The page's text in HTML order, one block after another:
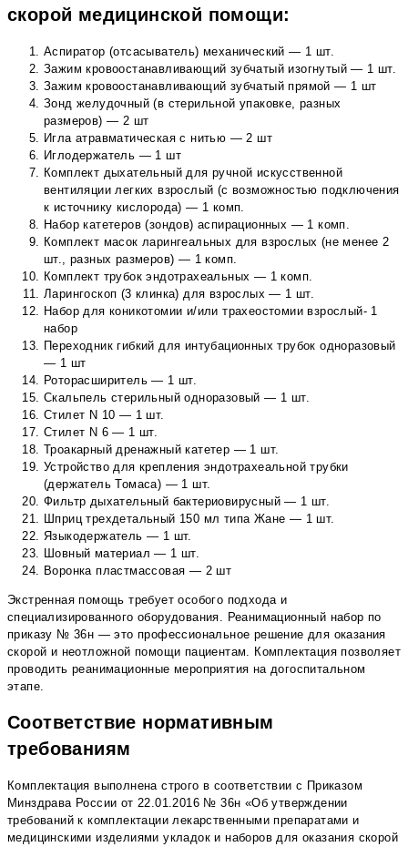
скорой медицинской помощи:
Аспиратор (отсасыватель) механический — 1 шт.
Зажим кровоостанавливающий зубчатый изогнутый — 1 шт.
Зажим кровоостанавливающий зубчатый прямой — 1 шт
Зонд желудочный (в стерильной упаковке, разных
размеров) — 2 шт
Игла атравматическая с нитью — 2 шт
Иглодержатель — 1 шт
Комплект дыхательный для ручной искусственной
вентиляции легких взрослый (с возможностью подключения
к источнику кислорода) — 1 комп.
Набор катетеров (зондов) аспирационных — 1 комп.
Комплект масок ларингеальных для взрослых (не менее 2
шт., разных размеров) — 1 комп.
Комплект трубок эндотрахеальных — 1 комп.
Ларингоскоп (3 клинка) для взрослых — 1 шт.
Набор для коникотомии и/или трахеостомии взрослый- 1
набор
Переходник гибкий для интубационных трубок одноразовый
— 1 шт
Роторасширитель — 1 шт.
Скальпель стерильный одноразовый — 1 шт.
Стилет N 10 — 1 шт.
Стилет N 6 — 1 шт.
Троакарный дренажный катетер — 1 шт.
Устройство для крепления эндотрахеальной трубки
(держатель Томаса) — 1 шт.
Фильтр дыхательный бактериовирусный — 1 шт.
Шприц трехдетальный 150 мл типа Жане — 1 шт.
Языкодержатель — 1 шт.
Шовный материал — 1 шт.
Воронка пластмассовая — 2 шт
Экстренная помощь требует особого подхода и
специализированного оборудования. Реанимационный набор по
приказу № 36н — это профессиональное решение для оказания
скорой и неотложной помощи пациентам. Комплектация позволяет
проводить реанимационные мероприятия на догоспитальном
этапе.
Соответствие нормативным
требованиям
Комплектация выполнена строго в соответствии с Приказом
Минздрава России от 22.01.2016 № 36н «Об утверждении
требований к комплектации лекарственными препаратами и
медицинскими изделиями укладок и наборов для оказания скорой